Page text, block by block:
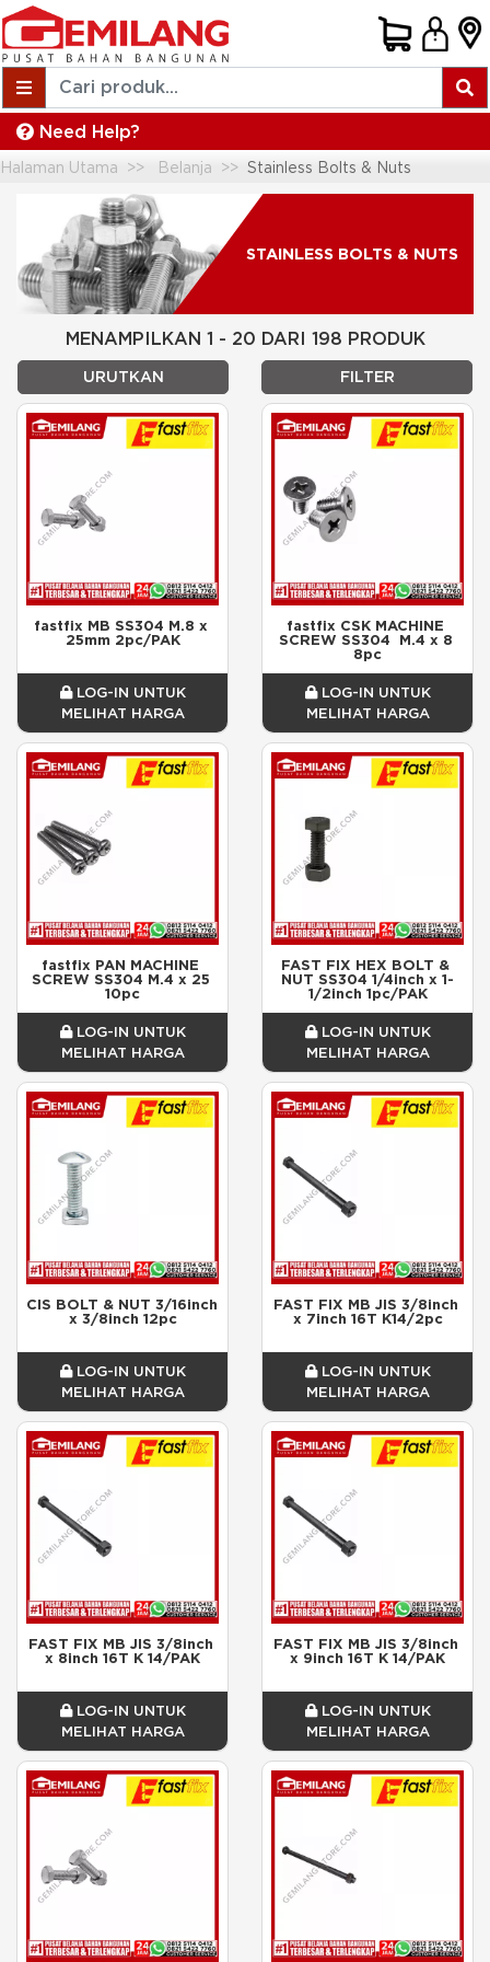
Need Help?
Halaman Utama Belanja Stainless Bolts & Nuts
STAINLESS BOLTS & NUTS
MENAMPILKAN 1 - 20 DARI 198 PRODUK
URUTKAN FILTER
fastfix MB SS304 M.8 x
25mm 2pc/PAK
LOG-IN UNTUK
MELIHAT HARGA
fastfix CSK MACHINE
SCREW SS304  M.4 x 8
8pc
LOG-IN UNTUK
MELIHAT HARGA
fastfix PAN MACHINE
SCREW SS304 M.4 x 25
10pc
LOG-IN UNTUK
MELIHAT HARGA
FAST FIX HEX BOLT &
NUT SS304 1/4inch x 1-
1/2inch 1pc/PAK
LOG-IN UNTUK
MELIHAT HARGA
CIS BOLT & NUT 3/16inch
x 3/8inch 12pc
LOG-IN UNTUK
MELIHAT HARGA
FAST FIX MB JIS 3/8inch
x 7inch 16T K14/2pc
LOG-IN UNTUK
MELIHAT HARGA
FAST FIX MB JIS 3/8inch
x 8inch 16T K 14/PAK
LOG-IN UNTUK
MELIHAT HARGA
FAST FIX MB JIS 3/8inch
x 9inch 16T K 14/PAK
LOG-IN UNTUK
MELIHAT HARGA